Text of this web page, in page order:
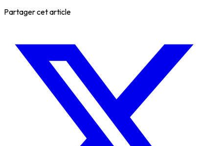
Partager cet article